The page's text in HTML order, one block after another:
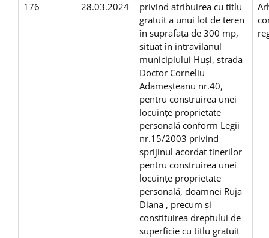
176 28.03.2024
privind atribuirea cu titlu
gratuit a unui lot de teren
în suprafaţa de 300 mp,
situat în intravilanul
municipiului Huşi, strada
Doctor Corneliu
Adameșteanu nr.40,
pentru construirea unei
locuinţe proprietate
personală conform Legii
nr.15/2003 privind
sprijinul acordat tinerilor
pentru construirea unei
locuinţe proprietate
personală, doamnei Ruja
Diana , precum și
constituirea dreptului de
superficie cu titlu gratuit